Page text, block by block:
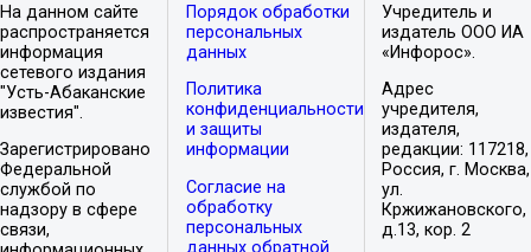
На данном сайте
распространяется
информация
сетевого издания
"Усть-Абаканские
известия".
Зарегистрировано
Федеральной
службой по
надзору в сфере
связи,
Порядок обработки
персональных
данных
Политика
конфиденциальности
и защиты
информации
Согласие на
обработку
персональных
данных обратной
Учредитель и
издатель ООО ИА
«Инфорос».
Адрес
учредителя,
издателя,
редакции: 117218,
Россия, г. Москва,
ул.
Кржижановского,
д.13, кор. 2